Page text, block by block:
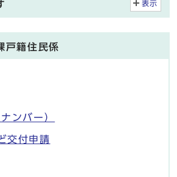
表示
戸籍住民係
ンバー）
交付申請